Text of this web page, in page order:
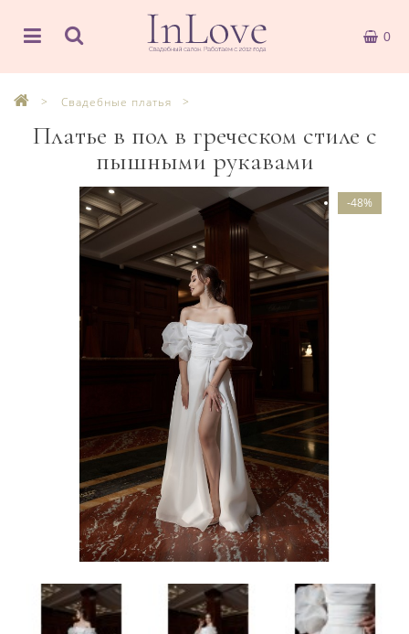
0
Свадебные платья
Платье в пол в греческом стиле с
пышными рукавами
-48%